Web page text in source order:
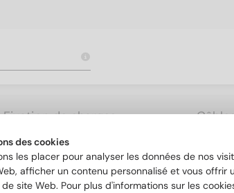
Fixation de charges
lourdes
des cookies
les placer pour analyser les données de nos
afficher un contenu personnalisé et vous offrir
site Web. Pour plus d'informations sur les